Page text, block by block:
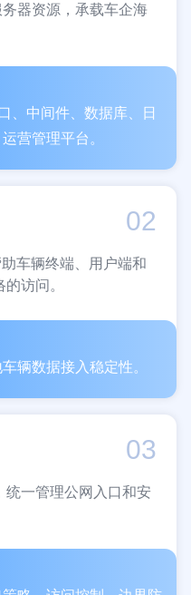
器资源，承载车企海
、中间件、数据库、日
营管理平台。
02
车辆终端、用户端和
访问。
辆数据接入稳定性。
03
统一管理公网入口和安